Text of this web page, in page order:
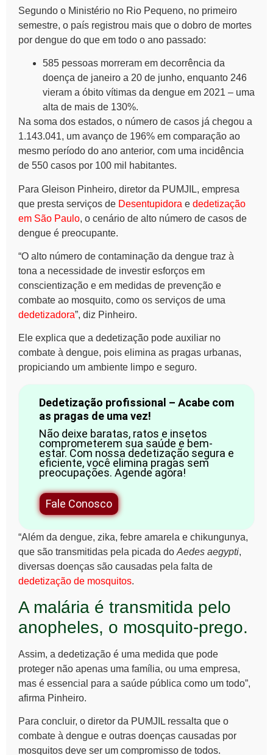
Segundo o Ministério no Rio Pequeno, no primeiro
semestre, o país registrou mais que o dobro de mortes
por dengue do que em todo o ano passado:
585 pessoas morreram em decorrência da
doença de janeiro a 20 de junho, enquanto 246
vieram a óbito vítimas da dengue em 2021 – uma
alta de mais de 130%.
Na soma dos estados, o número de casos já chegou a
1.143.041, um avanço de 196% em comparação ao
mesmo período do ano anterior, com uma incidência
de 550 casos por 100 mil habitantes.
Para Gleison Pinheiro, diretor da PUMJIL, empresa
que presta serviços de Desentupidora e dedetização
em São Paulo, o cenário de alto número de casos de
dengue é preocupante.
“O alto número de contaminação da dengue traz à
tona a necessidade de investir esforços em
conscientização e em medidas de prevenção e
combate ao mosquito, como os serviços de uma
dedetizadora”, diz Pinheiro.
Ele explica que a dedetização pode auxiliar no
combate à dengue, pois elimina as pragas urbanas,
propiciando um ambiente limpo e seguro.
Dedetização profissional – Acabe com
as pragas de uma vez!
Não deixe baratas, ratos e insetos
comprometerem sua saúde e bem-
estar. Com nossa dedetização segura e
eficiente, você elimina pragas sem
preocupações. Agende agora!
Fale Conosco
“Além da dengue, zika, febre amarela e chikungunya,
que são transmitidas pela picada do Aedes aegypti,
diversas doenças são causadas pela falta de
dedetização de mosquitos.
A malária é transmitida pelo
anopheles, o mosquito-prego.
Assim, a dedetização é uma medida que pode
proteger não apenas uma família, ou uma empresa,
mas é essencial para a saúde pública como um todo”,
afirma Pinheiro.
Para concluir, o diretor da PUMJIL ressalta que o
combate à dengue e outras doenças causadas por
mosquitos deve ser um compromisso de todos.